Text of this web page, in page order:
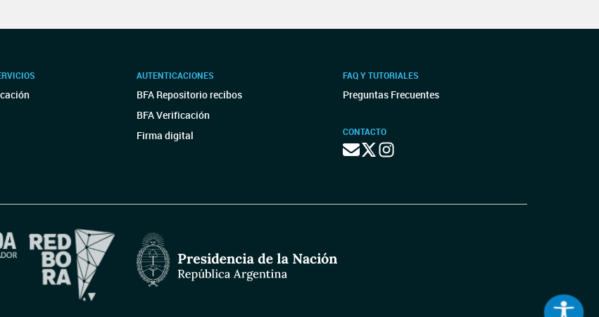
AUTENTICACIONES
BFA Repositorio recibos
BFA Verificación
Firma digital
FAQ Y TUTORIALES
Preguntas Frecuentes
CONTACTO